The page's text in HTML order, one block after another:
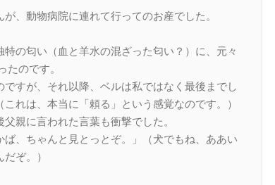
、動物病院に連れて行ってのお産でした。
の匂い（血と羊水の混ざった匂い？）に、元々
のです。
すが、それ以降、ベルは私ではなく最後までし
れは、本当に「頼る」という感覚なのです。）
親に言われた言葉も衝撃でした。
ば、ちゃんと見とっとぞ。」（犬でもね、ああい
ぞ。）